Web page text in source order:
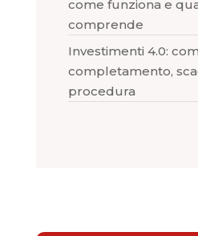
come funziona e
comprende
Investimenti 4.0:
completamento,
procedura